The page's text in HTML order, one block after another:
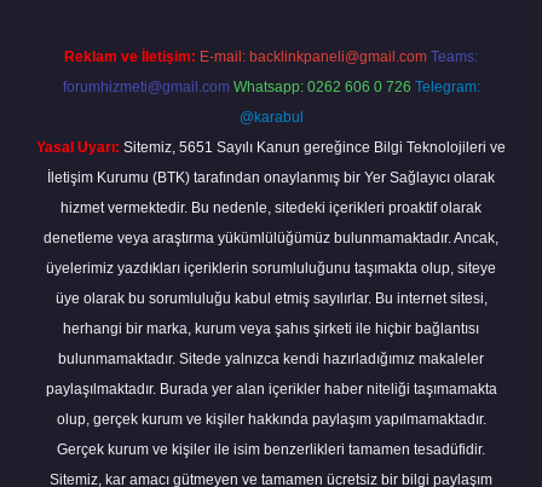
Reklam ve İletişim: E-mail: backlinkpaneli@gmail.com Teams:
forumhizmeti@gmail.com Whatsapp: 0262 606 0 726 Telegram:
@karabul
Yasal Uyarı: Sitemiz, 5651 Sayılı Kanun gereğince Bilgi Teknolojileri ve
İletişim Kurumu (BTK) tarafından onaylanmış bir Yer Sağlayıcı olarak
hizmet vermektedir. Bu nedenle, sitedeki içerikleri proaktif olarak
denetleme veya araştırma yükümlülüğümüz bulunmamaktadır. Ancak,
üyelerimiz yazdıkları içeriklerin sorumluluğunu taşımakta olup, siteye
üye olarak bu sorumluluğu kabul etmiş sayılırlar. Bu internet sitesi,
herhangi bir marka, kurum veya şahıs şirketi ile hiçbir bağlantısı
bulunmamaktadır. Sitede yalnızca kendi hazırladığımız makaleler
paylaşılmaktadır. Burada yer alan içerikler haber niteliği taşımamakta
olup, gerçek kurum ve kişiler hakkında paylaşım yapılmamaktadır.
Gerçek kurum ve kişiler ile isim benzerlikleri tamamen tesadüfidir.
Sitemiz, kar amacı gütmeyen ve tamamen ücretsiz bir bilgi paylaşım